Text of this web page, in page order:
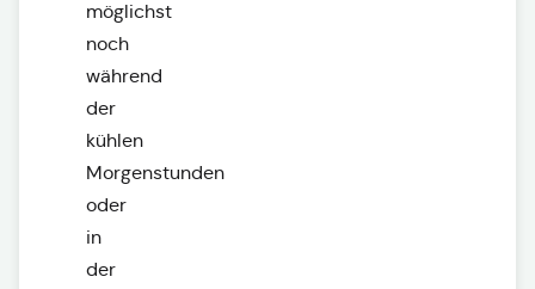
möglichst
noch
während
der
kühlen
Morgenstunden
oder
in
der